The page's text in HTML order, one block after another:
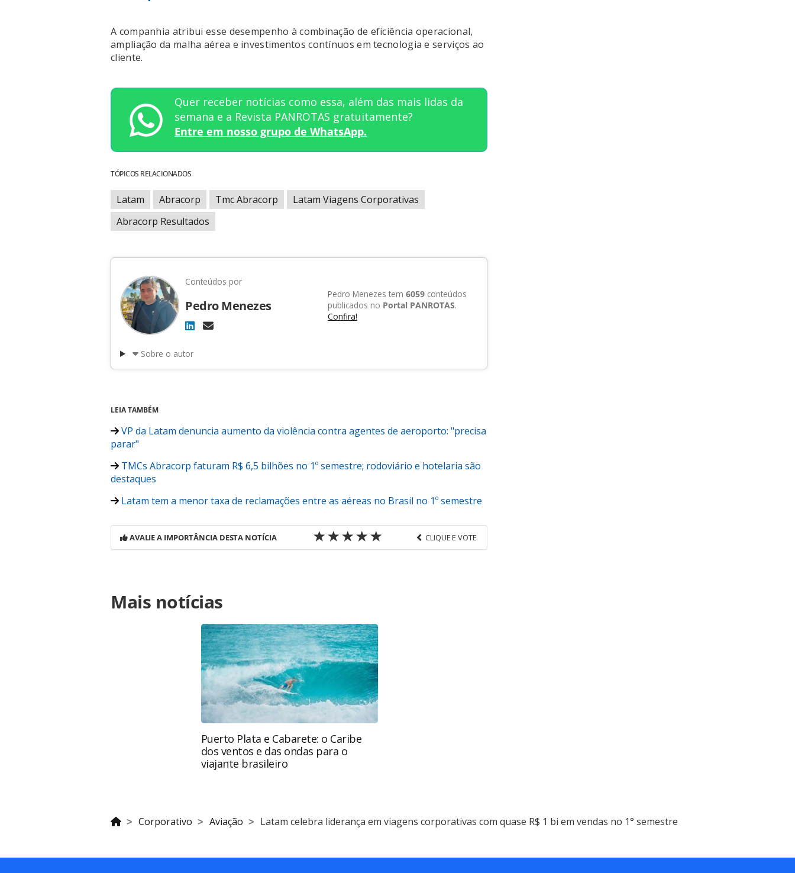
A companhia atribui esse desempenho à combinação de eficiência operacional,
ampliação da malha aérea e investimentos contínuos em tecnologia e serviços ao
cliente.
Quer receber notícias como essa, além das mais lidas da
semana e a Revista PANROTAS gratuitamente?
Entre em nosso grupo de WhatsApp.
TÓPICOS RELACIONADOS
Latam Abracorp Tmc Abracorp
Latam Viagens Corporativas
Abracorp Resultados
Conteúdos por
Pedro Menezes
Pedro Menezes tem 6059 conteúdos
publicados no Portal PANROTAS.
Confira!
Sobre o autor
LEIA TAMBÉM
VP da Latam denuncia aumento da violência contra agentes de aeroporto: "precisa
parar"
TMCs Abracorp faturam R$ 6,5 bilhões no 1º semestre; rodoviário e hotelaria são
destaques
Latam tem a menor taxa de reclamações entre as aéreas no Brasil no 1º semestre
AVALIE A IMPORTÂNCIA DESTA NOTÍCIA CLIQUE E VOTE
https://www.panrotas.com.br/viagens-corporativas/aviacao/2025/08/latam-celebra-
lideranca-em-viagens-corporativas-com-quase-r-1-bi-em-vendas-no-1o-
semestre_220173.html ou as ferramentas oferecidas na página. Todo o conteúdo
produzido pela PANROTAS Editora é protegido pela legislação brasileira sobre direito
autoral. Não reproduza o conteúdo sem autorização da PANROTAS Editora
(copyright@panrotas.com.br).
Mais notícias
Puerto Plata e Cabarete: o Caribe
dos ventos e das ondas para o
viajante brasileiro
Corporativo Aviação Latam celebra liderança em viagens corporativas com quase R$ 1 bi em vendas no 1° semestre